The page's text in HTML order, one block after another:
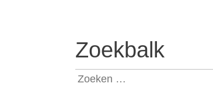
Zoekbalk
Zoeken